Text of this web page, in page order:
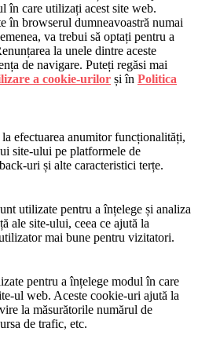
în care utilizați acest site web.
în browserul dumneavoastră numai
va trebui să optați pentru a
la unele dintre aceste
de navigare. Puteți regăsi mai
a cookie-urilor și în Politica
efectuarea anumitor funcționalități,
site-ului pe platformele de
uri și alte caracteristici terțe.
utilizate pentru a înțelege și analiza
ale site-ului, ceea ce ajută la
mai bune pentru vizitatori.
pentru a înțelege modul în care
ul web. Aceste cookie-uri ajută la
la măsurătorile numărul de
de trafic, etc.